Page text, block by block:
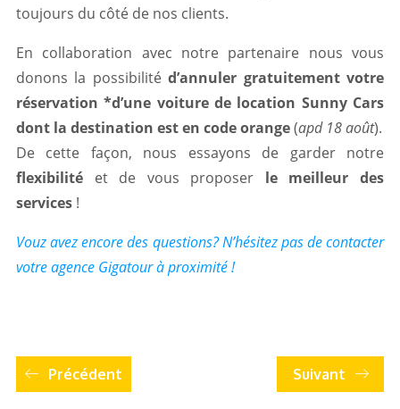
toujours du côté de nos clients.
En collaboration avec notre partenaire nous vous
donons la possibilitéd’annuler gratuitement votre
réservation *d’une voiture de location Sunny Cars
dont la destination est en code orange(apd 18 août).
De cette façon, nous essayons de garder notre
flexibilité et de vous proposer le meilleur des
services !
Vouz avez encore des questions? N’hésitez pas de contacter
votre agence Gigatour à proximité !
Précédent Suivant